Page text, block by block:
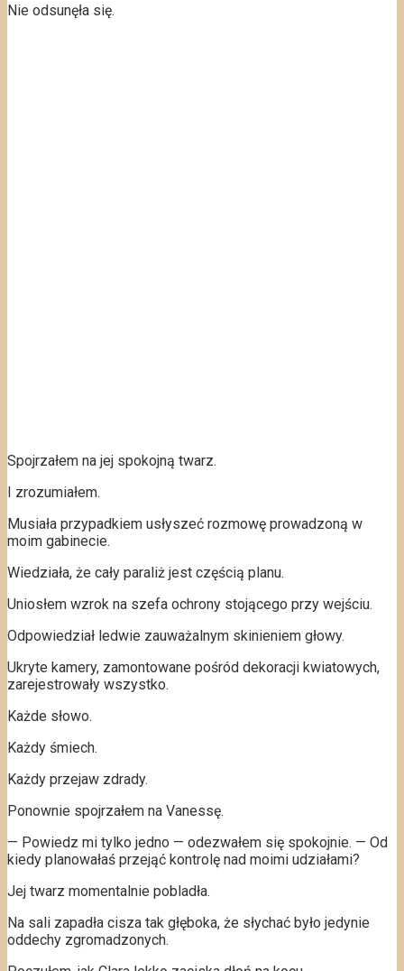
Nie odsunęła się.
Spojrzałem na jej spokojną twarz.
I zrozumiałem.
Musiała przypadkiem usłyszeć rozmowę prowadzoną w
moim gabinecie.
Wiedziała, że cały paraliż jest częścią planu.
Uniosłem wzrok na szefa ochrony stojącego przy wejściu.
Odpowiedział ledwie zauważalnym skinieniem głowy.
Ukryte kamery, zamontowane pośród dekoracji kwiatowych,
zarejestrowały wszystko.
Każde słowo.
Każdy śmiech.
Każdy przejaw zdrady.
Ponownie spojrzałem na Vanessę.
— Powiedz mi tylko jedno — odezwałem się spokojnie. — Od
kiedy planowałaś przejąć kontrolę nad moimi udziałami?
Jej twarz momentalnie pobladła.
Na sali zapadła cisza tak głęboka, że słychać było jedynie
oddechy zgromadzonych.